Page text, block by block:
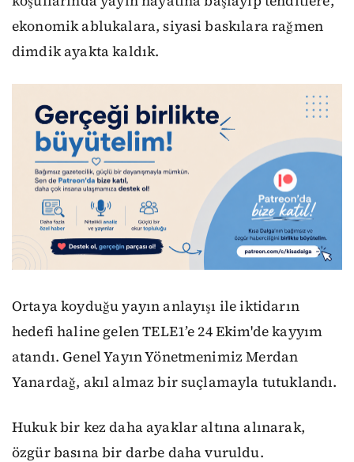
ekonomik ablukalara, siyasi baskılara rağmen
dimdik ayakta kaldık.
Ortaya koyduğu yayın anlayışı ile iktidarın
hedefi haline gelen TELE1’e 24 Ekim'de kayyım
atandı. Genel Yayın Yönetmenimiz Merdan
Yanardağ, akıl almaz bir suçlamayla tutuklandı.
Hukuk bir kez daha ayaklar altına alınarak,
özgür basına bir darbe daha vuruldu.